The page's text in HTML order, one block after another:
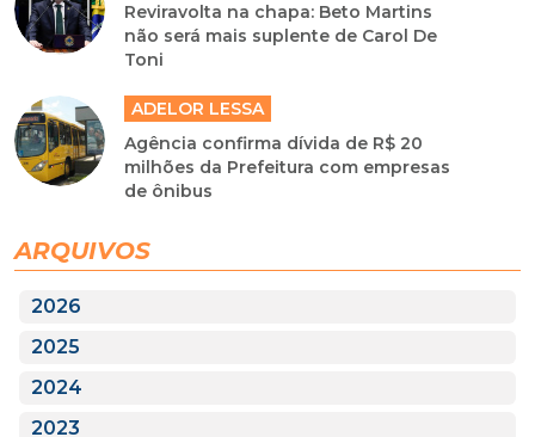
Reviravolta na chapa: Beto Martins
não será mais suplente de Carol De
Toni
ADELOR LESSA
Agência confirma dívida de R$ 20
milhões da Prefeitura com empresas
de ônibus
ARQUIVOS
2026
2025
2024
2023